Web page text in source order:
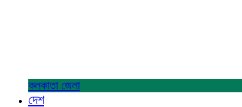
কলকাতা জেলা
দেশ